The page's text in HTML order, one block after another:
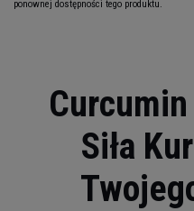
ponownej dostępności tego produktu.
Siła